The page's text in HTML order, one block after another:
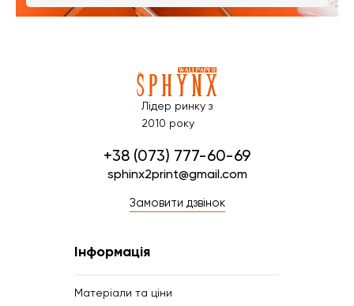
Лідер ринку з
2010 року
+38 (073) 777-60-69
sphinx2print@gmail.com
Замовити дзвінок
Інформація
Матеріали та ціни